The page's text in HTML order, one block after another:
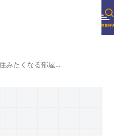
【ハノイ】憧れの住宅探訪／～住みたくなる部屋～3月号